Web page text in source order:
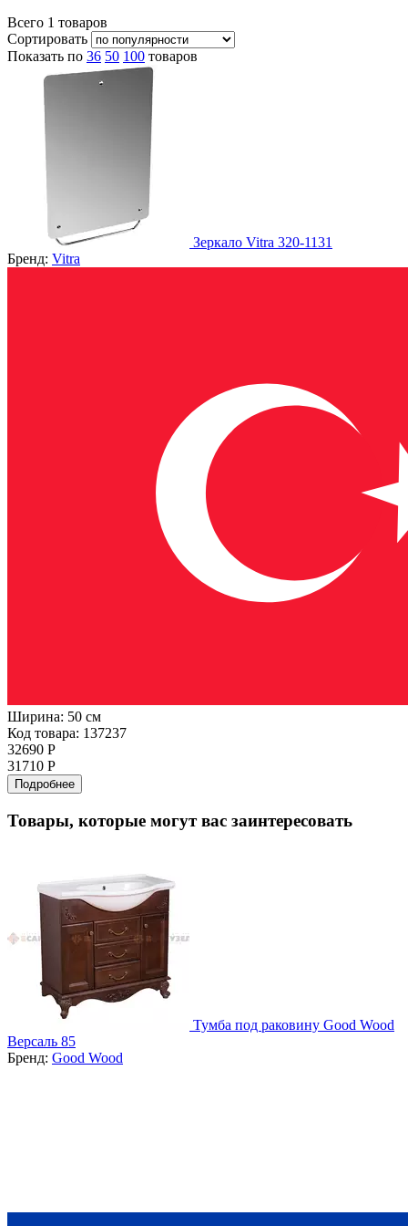
Всего 1 товаров
Сортировать
Показать по 36 50 100 товаров
Зеркало Vitra 320-1131
Бренд: Vitra
Ширина: 50 см
Код товара: 137237
32690 Р
31710 Р
Подробнее
Товары, которые могут вас заинтересовать
Тумба под раковину Good Wood
Версаль 85
Бренд: Good Wood